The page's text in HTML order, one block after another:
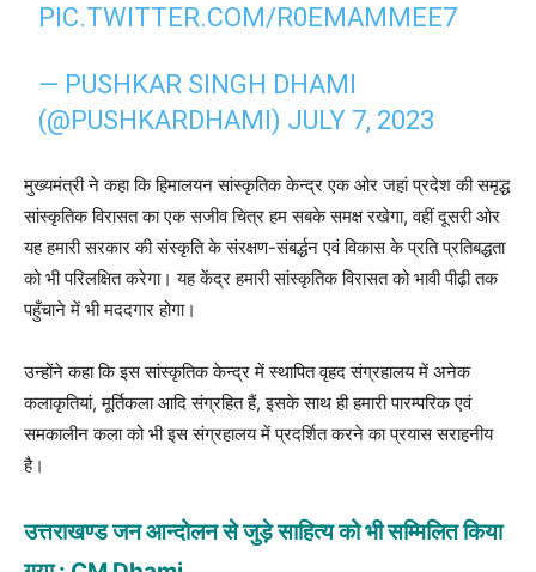
PIC.TWITTER.COM/R0EMAMMEE7
— PUSHKAR SINGH DHAMI
(@PUSHKARDHAMI) JULY 7, 2023
मुख्यमंत्री ने कहा कि हिमालयन सांस्कृतिक केन्द्र एक ओर जहां प्रदेश की समृद्ध
सांस्कृतिक विरासत का एक सजीव चित्र हम सबके समक्ष रखेगा, वहीं दूसरी ओर
यह हमारी सरकार की संस्कृति के संरक्षण-संबर्द्धन एवं विकास के प्रति प्रतिबद्धता
को भी परिलक्षित करेगा। यह केंद्र हमारी सांस्कृतिक विरासत को भावी पीढ़ी तक
पहुँचाने में भी मददगार होगा।
उन्होंने कहा कि इस सांस्कृतिक केन्द्र में स्थापित वृहद संग्रहालय में अनेक
कलाकृतियां, मूर्तिकला आदि संग्रहित हैं, इसके साथ ही हमारी पारम्परिक एवं
समकालीन कला को भी इस संग्रहालय में प्रदर्शित करने का प्रयास सराहनीय
है।
उत्तराखण्ड जन आन्दोलन से जुड़े साहित्य को भी सम्मिलित किया